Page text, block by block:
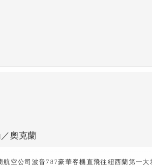
奧克蘭
航空公司波音787豪華客機直飛往紐西蘭第一